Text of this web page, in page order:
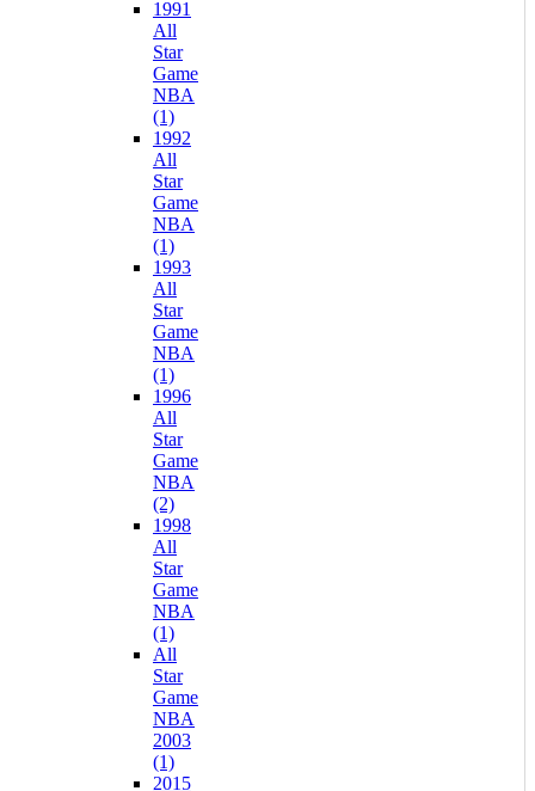
1991
All
Star
Game
NBA
(1)
1992
All
Star
Game
NBA
(1)
1993
All
Star
Game
NBA
(1)
1996
All
Star
Game
NBA
(2)
1998
All
Star
Game
NBA
(1)
All
Star
Game
NBA
2003
(1)
2015